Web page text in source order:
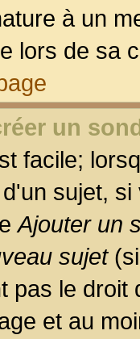
à un
lors de sa
un
facile;
sujet,
Ajouter un
sujet(si
pas le
et au